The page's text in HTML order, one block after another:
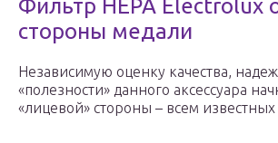
Фильтр HEPA Electrolux
стороны медали
Независимую оценку качества,
«полезности» данного аксессуара
«лицевой» стороны – всем известных